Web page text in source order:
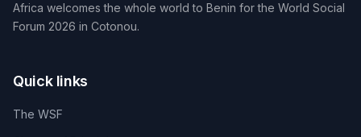
Africa welcomes the whole world to Benin for the World Social
Forum 2026 in Cotonou.
Quick links
The WSF